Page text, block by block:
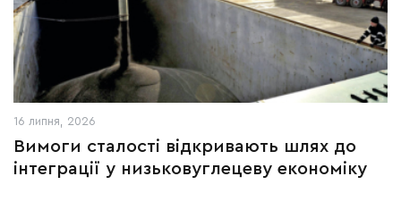
16 липня, 2026
Вимоги сталості відкривають шлях до
інтеграції у низьковуглецеву економіку